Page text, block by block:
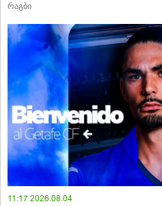
რაგბი
11:17 2026.08.04